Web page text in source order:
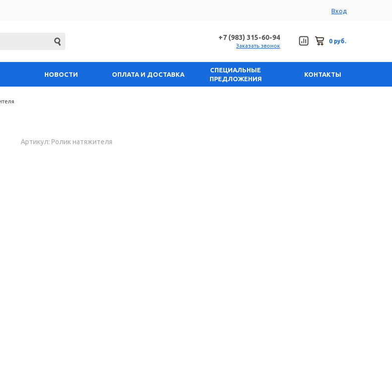
Вход
+7 (983) 315-60-94
Заказать звонок
0 руб.
НОВОСТИ ОПЛАТА И ДОСТАВКА
СПЕЦИАЛЬНЫЕ
ПРЕДЛОЖЕНИЯ
КОНТАКТЫ
Артикул: Ролик натяжителя